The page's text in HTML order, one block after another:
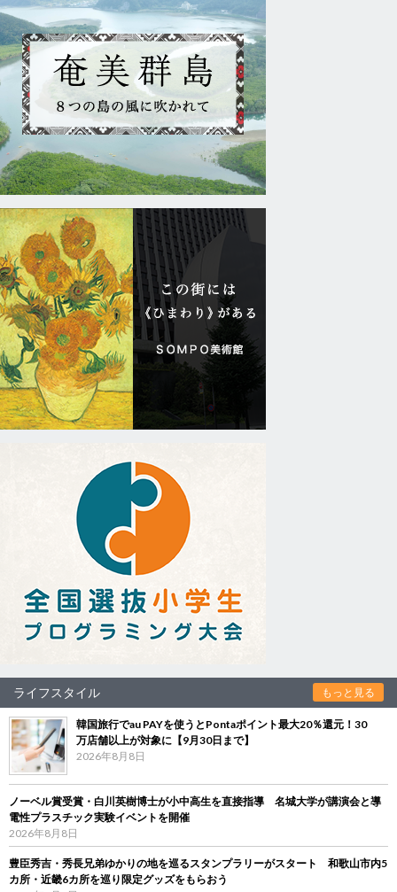
ライフスタイル もっと見る
韓国旅行でau PAYを使うとPontaポイント最大20％還元！30
万店舗以上が対象に【9月30日まで】
2026年8月8日
ノーベル賞受賞・白川英樹博士が小中高生を直接指導 名城大学が講演会と導
電性プラスチック実験イベントを開催
2026年8月8日
豊臣秀吉・秀長兄弟ゆかりの地を巡るスタンプラリーがスタート 和歌山市内5
カ所・近畿6カ所を巡り限定グッズをもらおう